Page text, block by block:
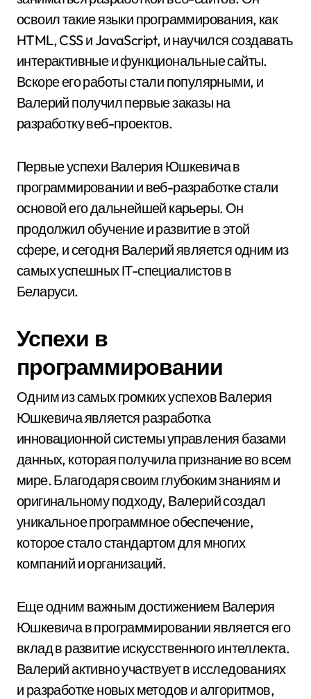
освоил такие языки программирования, как
HTML, CSS и JavaScript, и научился создавать
интерактивные и функциональные сайты.
Вскоре его работы стали популярными, и
Валерий получил первые заказы на
разработку веб-проектов.
Первые успехи Валерия Юшкевича в
программировании и веб-разработке стали
основой его дальнейшей карьеры. Он
продолжил обучение и развитие в этой
сфере, и сегодня Валерий является одним из
самых успешных IT-специалистов в
Беларуси.
Успехи в
программировании
Одним из самых громких успехов Валерия
Юшкевича является разработка
инновационной системы управления базами
данных, которая получила признание во всем
мире. Благодаря своим глубоким знаниям и
оригинальному подходу, Валерий создал
уникальное программное обеспечение,
которое стало стандартом для многих
компаний и организаций.
Еще одним важным достижением Валерия
Юшкевича в программировании является его
вклад в развитие искусственного интеллекта.
Валерий активно участвует в исследованиях
и разработке новых методов и алгоритмов,